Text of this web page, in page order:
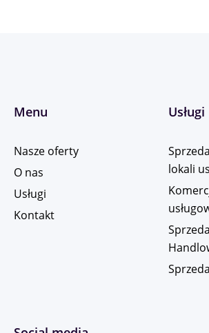
Menu
Nasze oferty
O nas
Usługi
Kontakt
Usługi
lokali